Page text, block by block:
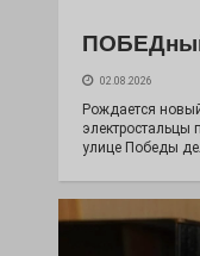
02.08.2026
Рождается
электростальцы
улице Победы